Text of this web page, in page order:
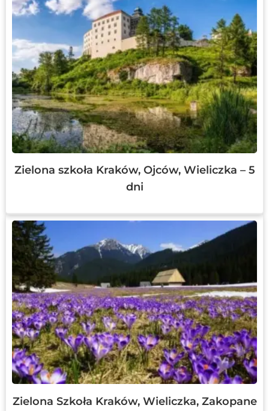
Zielona szkoła Kraków, Ojców, Wieliczka – 5
dni
Zielona Szkoła Kraków, Wieliczka, Zakopane